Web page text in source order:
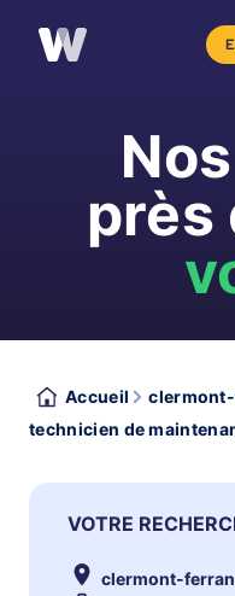
près
Accueil
technicien de
VOTRE
clermont-